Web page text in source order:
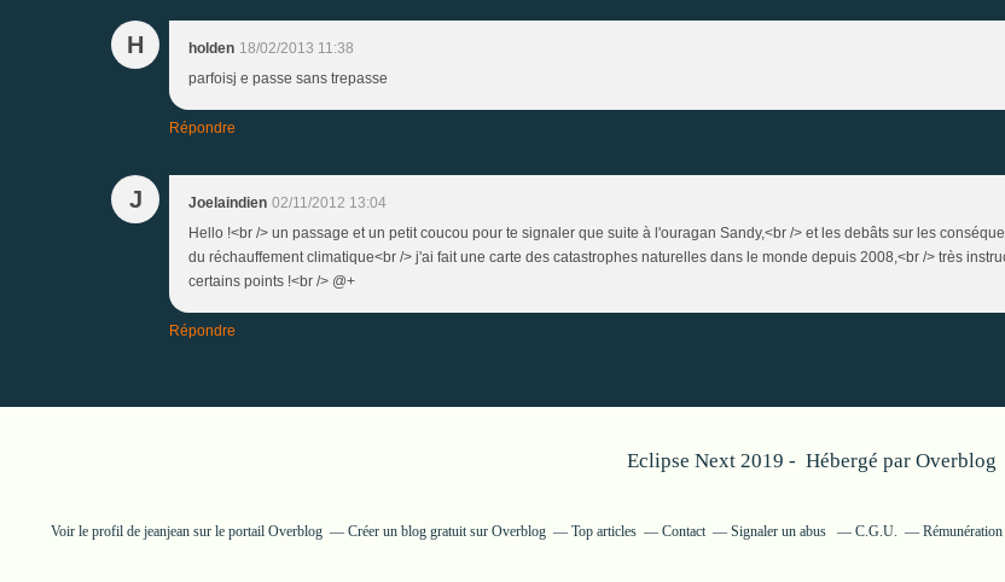
H holden 18/02/2013 11:38
parfoisj e passe sans trepasse
Répondre
J Joelaindien 02/11/2012 13:04
Hello !<br /> un passage et un petit coucou pour te signaler que suite à l'ouragan Sandy,<br /> et les debâts sur les
du réchauffement climatique<br /> j'ai fait une carte des catastrophes naturelles dans le monde depuis 2008,<br /> très
certains points !<br /> @+
Répondre
Eclipse Next 2019 - Hébergé par Overblog
Voir le profil de jeanjeansur le portail Overblog Créer un blog gratuit sur Overblog Top articles Contact Signaler un abus C.G.U.